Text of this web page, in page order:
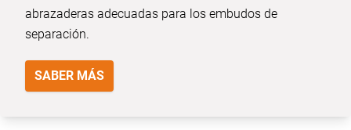
abrazaderas adecuadas para los embudos de
separación.
SABER MÁS